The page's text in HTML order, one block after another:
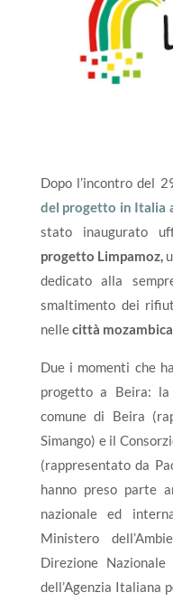
Dopo l’incontro del
del progetto in Italia
stato inaugurato
progetto Limpamoz,
dedicato alla
smaltimento dei
nellecittà
Due i momenti che
progetto a Beira:
comune di Beira
Simango) e il
(rappresentato da
hanno preso parte
nazionale ed
Ministero
Direzione
dell’Agenzia Italiana